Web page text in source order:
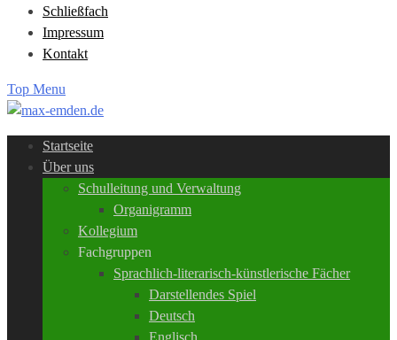
Schließfach
Impressum
Kontakt
Top Menu
Startseite
Über uns
Schulleitung und Verwaltung
Organigramm
Kollegium
Fachgruppen
Sprachlich-literarisch-künstlerische Fächer
Darstellendes Spiel
Deutsch
Englisch